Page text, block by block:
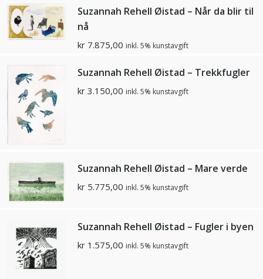
Suzannah Rehell Øistad – Når da blir til
nå
kr 7.875,00 inkl. 5% kunstavgift
Suzannah Rehell Øistad – Trekkfugler
kr 3.150,00 inkl. 5% kunstavgift
Suzannah Rehell Øistad – Mare verde
kr 5.775,00 inkl. 5% kunstavgift
Suzannah Rehell Øistad – Fugler i byen
kr 1.575,00 inkl. 5% kunstavgift